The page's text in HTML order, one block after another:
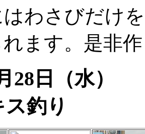
わさびだけ
ます。是非
5月28
キス釣